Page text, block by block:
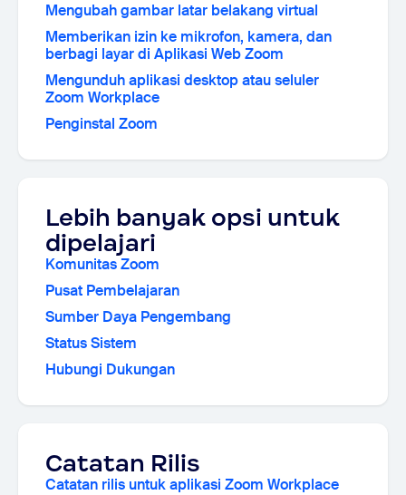
Mengubah gambar latar belakang virtual
Memberikan izin ke mikrofon, kamera, dan
berbagi layar di Aplikasi Web Zoom
Mengunduh aplikasi desktop atau seluler
Zoom Workplace
Penginstal Zoom
Lebih banyak opsi untuk
dipelajari
Komunitas Zoom
Pusat Pembelajaran
Sumber Daya Pengembang
Status Sistem
Hubungi Dukungan
Catatan Rilis
Catatan rilis untuk aplikasi Zoom Workplace